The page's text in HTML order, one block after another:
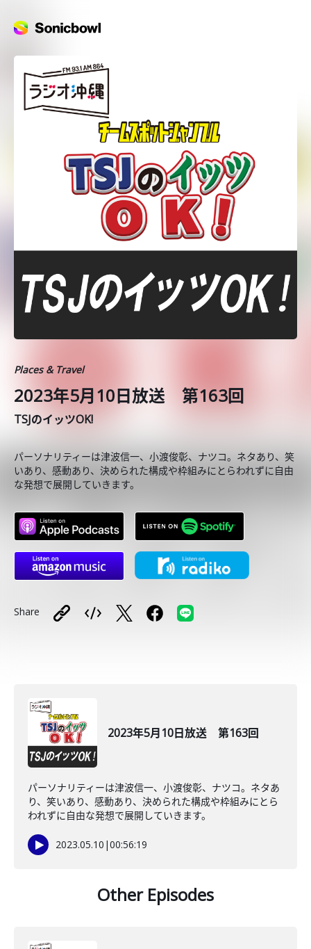
Places & Travel
2023年5月10日放送 第163回
TSJのイッツOK!
パーソナリティーは津波信一、小渡俊彰、ナツコ。ネタあり、笑
いあり、感動あり、決められた構成や枠組みにとらわれずに自由
な発想で展開していきます。
Share
2023年5月10日放送 第163回
パーソナリティーは津波信一、小渡俊彰、ナツコ。ネタあ
り、笑いあり、感動あり、決められた構成や枠組みにとら
われずに自由な発想で展開していきます。
2023.05.10 |00:56:19
Other Episodes